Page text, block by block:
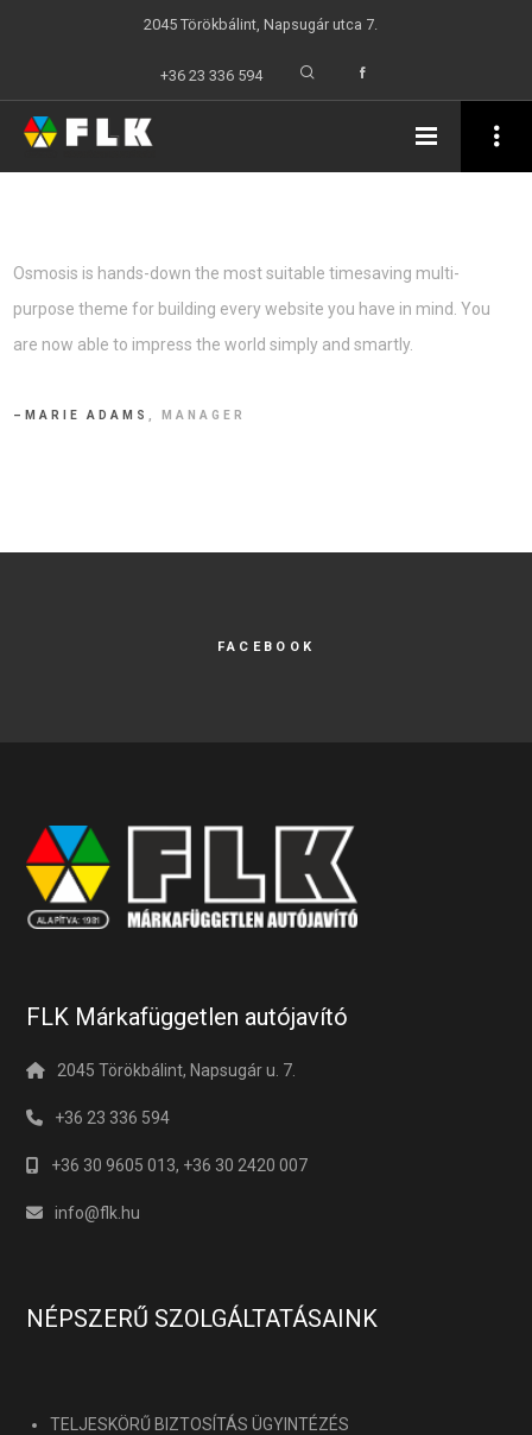
2045 Törökbálint, Napsugár utca 7.
+36 23 336 594
Osmosis is hands-down the most suitable timesaving multi-
purpose theme for building every website you have in mind. You
are now able to impress the world simply and smartly.
MARIE ADAMS , MANAGER
FACEBOOK
FLK Márkafüggetlen autójavító
2045 Törökbálint, Napsugár u. 7.
+36 23 336 594
+36 30 9605 013, +36 30 2420 007
info@flk.hu
NÉPSZERŰ SZOLGÁLTATÁSAINK
TELJESKÖRŰ BIZTOSÍTÁS ÜGYINTÉZÉS